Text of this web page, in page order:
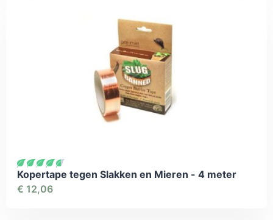
Kopertape tegen Slakken en Mieren - 4 meter
€ 12,06